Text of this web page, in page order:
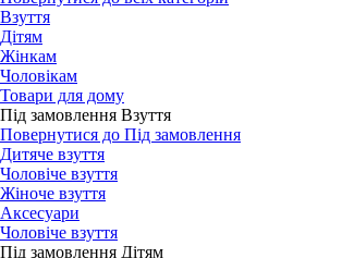
Взуття
Дітям
Жінкам
Чоловікам
Товари для дому
Під замовлення Взуття
Повернутися до Під замовлення
Дитяче взуття
Чоловіче взуття
Жіноче взуття
Аксесуари
Чоловіче взуття
Під замовлення Дітям